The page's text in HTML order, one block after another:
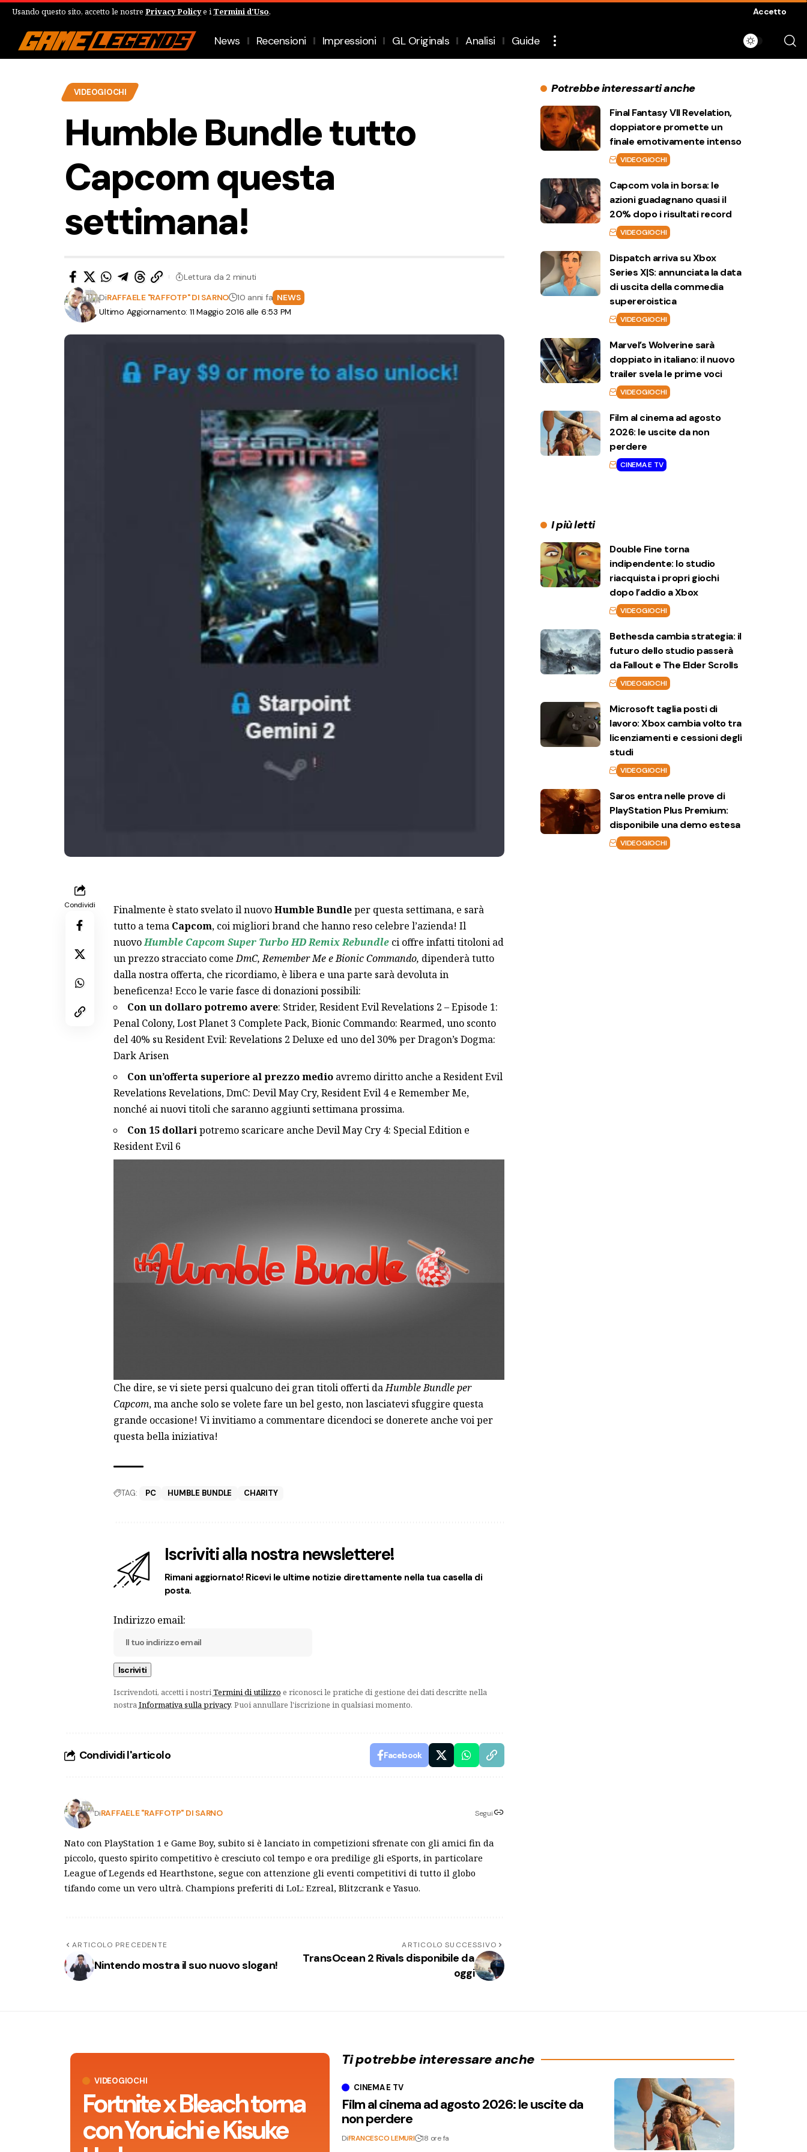
Usando questo sito, accetto le nostre Privacy Policye i Termini d'Uso. Accetto
News Recensioni Impressioni GL Originals Analisi Guide
VIDEOGIOCHI
Humble Bundle tutto
Capcom questa
settimana!
Ultimo Aggiornamento: 11 Maggio 2016 alle 6:53 PM
DiRAFFAELE "RAFFOTP" DI SARNO 10 anni fa NEWS
Lettura da 2 minuti
Condividi Finalmente è stato svelato il nuovoHumble Bundleper questa settimana, e sarà
tutto a tema Capcom, coi migliori brand che hanno reso celebre l’azienda! Il
nuovoHumble Capcom Super Turbo HD Remix Rebundle ci offre infatti titoloni ad
un prezzo stracciato comeDmC, Remember Me e Bionic Commando, dipenderà tutto
dalla nostra offerta, che ricordiamo, è libera e una parte sarà devoluta in
beneficenza! Ecco le varie fasce di donazioni possibili:
Con un dollaro potremo avere: Strider, Resident Evil Revelations 2 – Episode 1:
Penal Colony, Lost Planet 3 Complete Pack, Bionic Commando: Rearmed, uno sconto
del 40% su Resident Evil: Revelations 2 Deluxe ed uno del 30% per Dragon’s Dogma:
Dark Arisen
Con un’offerta superiore al prezzo medioavremo diritto anche a Resident Evil
Revelations Revelations, DmC: Devil May Cry, Resident Evil 4 e Remember Me,
nonché ai nuovi titoli che saranno aggiunti settimana prossima.
Con 15 dollaripotremo scaricare anche Devil May Cry 4: Special Edition e
Resident Evil 6
Che dire, se vi siete persi qualcuno dei gran titoli offerti daHumble Bundle per
Capcom, ma anche solo se volete fare un bel gesto, non lasciatevi sfuggire questa
grande occasione! Vi invitiamo a commentare dicendoci se donerete anche voi per
questa bella iniziativa!
TAG: PC HUMBLE BUNDLE CHARITY
Iscriviti alla nostra newslettere!
Rimani aggiornato! Ricevi le ultime notizie direttamente nella tua casella di
posta.
Indirizzo email:
Iscrivendoti, accetti i nostriTermini di utilizzo e riconosci le pratiche di gestione dei dati descritte nella
nostraInformativa sulla privacy. Puoi annullare l'iscrizione in qualsiasi momento.
Condividi l'articolo Facebook
DiRAFFAELE "RAFFOTP" DI SARNO Segui
Nato con PlayStation 1 e Game Boy, subito si è lanciato in competizioni sfrenate con gli amici fin da
piccolo, questo spirito competitivo è cresciuto col tempo e ora predilige gli eSports, in particolare
League of Legends ed Hearthstone, segue con attenzione gli eventi competitivi di tutto il globo
tifando come un vero ultrà. Champions preferiti di LoL: Ezreal, Blitzcrank e Yasuo.
ARTICOLO PRECEDENTE
Nintendo mostra il suo nuovo slogan!
ARTICOLO SUCCESSIVO
TransOcean 2 Rivals disponibile da
oggi
Potrebbe interessarti anche
Final Fantasy VII Revelation,
doppiatore promette un
finale emotivamente intenso
VIDEOGIOCHI
Capcom vola in borsa: le
azioni guadagnano quasi il
20% dopo i risultati record
VIDEOGIOCHI
Dispatch arriva su Xbox
Series X|S: annunciata la data
di uscita della commedia
supereroistica
VIDEOGIOCHI
Marvel’s Wolverine sarà
doppiato in italiano: il nuovo
trailer svela le prime voci
VIDEOGIOCHI
Film al cinema ad agosto
2026: le uscite da non
perdere
CINEMA E TV
I più letti
Double Fine torna
indipendente: lo studio
riacquista i propri giochi
dopo l’addio a Xbox
VIDEOGIOCHI
Bethesda cambia strategia: il
futuro dello studio passerà
da Fallout e The Elder Scrolls
VIDEOGIOCHI
Microsoft taglia posti di
lavoro: Xbox cambia volto tra
licenziamenti e cessioni degli
studi
VIDEOGIOCHI
Saros entra nelle prove di
PlayStation Plus Premium:
disponibile una demo estesa
VIDEOGIOCHI
VIDEOGIOCHI
Fortnite x Bleach torna
con Yoruichi e Kisuke
Ti potrebbe interessare anche
CINEMA E TV
Film al cinema ad agosto 2026: le uscite da
non perdere
DiFRANCESCO LEMURI 18 ore fa